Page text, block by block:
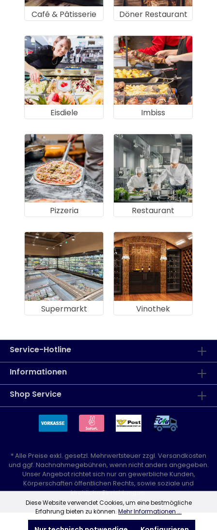
Café & Pâtisserie Döner Restaurant
Eisdiele Imbiss
Pizzeria Restaurant
Supermarkt Vinothek
Service-Hotline
Informationen
Shop Service
* Alle Preise exkl. gesetzl. Mehrwertsteuer zzgl. Versandkosten
und ggf. Nachnahmegebühren, wenn nicht anders angegeben.
Unser Angebot richtet sich nur an gewerbliche Kunden,
Körperschaften öffentlichen Rechts, sowie soziale und
kirchliche Einrichtungen.
Diese Website verwendet Cookies, um eine bestmögliche
Erfahrung bieten zu können. Mehr Informationen ...